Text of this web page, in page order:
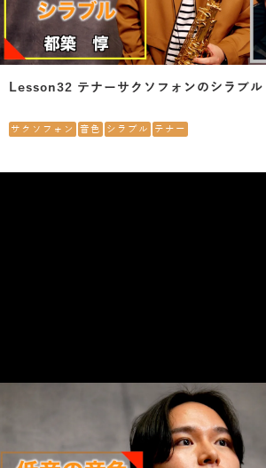
Lesson32 テナーサクソフォンのシラブル
サクソフォン 音色 シラブル テナー